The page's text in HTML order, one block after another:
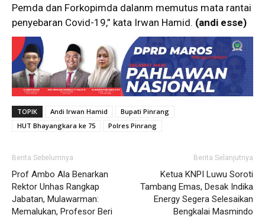
Pemda dan Forkopimda dalanm memutus mata rantai
penyebaran Covid-19,” kata Irwan Hamid. (andi esse)
TOPIK Andi Irwan Hamid
Bupati Pinrang
HUT Bhayangkara ke 75
Polres Pinrang
Berita Sebelumnya
Prof Ambo Ala Benarkan
Rektor Unhas Rangkap
Jabatan, Mulawarman:
Memalukan, Profesor Beri
Berita Selanjutnya
Ketua KNPI Luwu Soroti
Tambang Emas, Desak Indika
Energy Segera Selesaikan
Bengkalai Masmindo